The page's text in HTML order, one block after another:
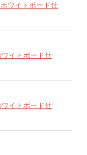
ワイトボード仕
イトボード仕
イトボード仕